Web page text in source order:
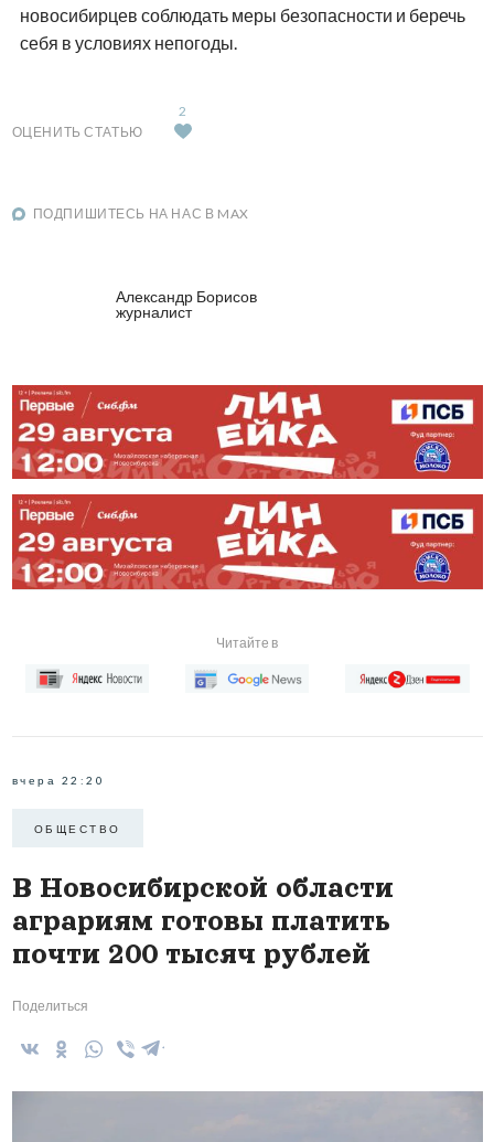
новосибирцев соблюдать меры безопасности и беречь
себя в условиях непогоды.
ОЦЕНИТЬ СТАТЬЮ
2
ПОДПИШИТЕСЬ НА НАС В MAX
Александр Борисов
журналист
Читайте в
вчера 22:20
ОБЩЕСТВО
В Новосибирской области
аграриям готовы платить
почти 200 тысяч рублей
Поделиться